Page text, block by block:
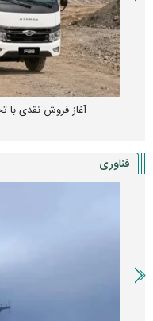
خودرو
آغاز فروش نقدی